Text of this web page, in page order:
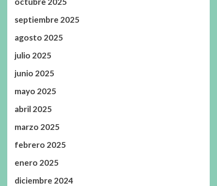
septiembre 2025
agosto 2025
julio 2025
junio 2025
mayo 2025
abril 2025
marzo 2025
febrero 2025
enero 2025
diciembre 2024